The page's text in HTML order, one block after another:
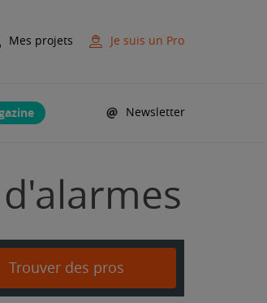
Mes projets Je suis un Pro
Newsletter
Trouver des pros